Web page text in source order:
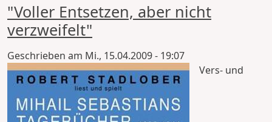
"Voller Entsetzen, aber nicht
verzweifelt"
Geschrieben am Mi., 15.04.2009 - 19:07
Vers- und